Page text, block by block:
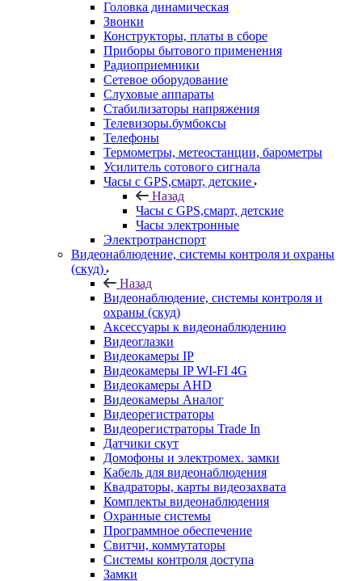
Головка динамическая
Звонки
Конструкторы, платы в сборе
Приборы бытового применения
Радиоприемники
Сетевое оборудование
Слуховые аппараты
Стабилизаторы напряжения
Телевизоры.бумбоксы
Телефоны
Термометры, метеостанции, барометры
Усилитель сотового сигнала
Часы с GPS,смарт, детские
Назад
Часы с GPS,смарт, детские
Часы электронные
Электротранспорт
Видеонаблюдение, системы контроля и охраны
(скуд)
Назад
Видеонаблюдение, системы контроля и
охраны (скуд)
Аксессуары к видеонаблюдению
Видеоглазки
Видеокамеры IP
Видеокамеры IP WI-FI 4G
Видеокамеры AHD
Видеокамеры Аналог
Видеорегистраторы
Видеорегистраторы Trade In
Датчики скут
Домофоны и электромех. замки
Кабель для видеонаблюдения
Квадраторы, карты видеозахвата
Комплекты видеонаблюдения
Охранные системы
Программное обеспечение
Свитчи, коммутаторы
Системы контроля доступа
Замки